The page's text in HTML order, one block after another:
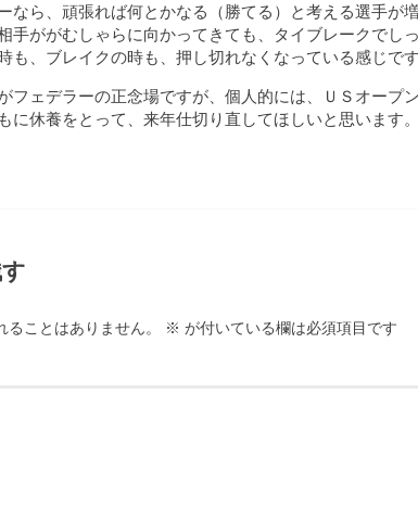
なら、頑張れば何とかなる（勝てる）と考える選手が
手ががむしゃらに向かってきても、タイブレークでし
も、ブレイクの時も、押し切れなくなっている感じです
フェデラーの正念場ですが、個人的には、ＵＳオープ
に休養をとって、来年仕切り直してほしいと思います。
ことはありません。 ※ が付いている欄は必須項目です